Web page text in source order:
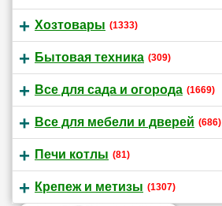
Хозтовары (1333)
Бытовая техника (309)
Все для сада и огорода (1669)
Все для мебели и дверей (686)
Печи котлы (81)
Крепеж и метизы (1307)